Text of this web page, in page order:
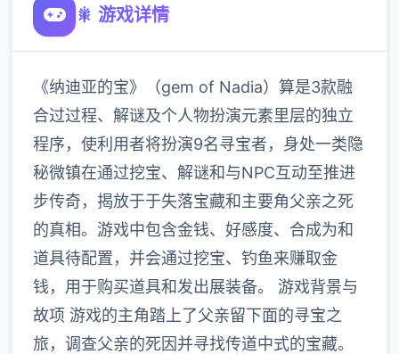
🎇 游戏详情
《纳迪亚的宝》（gem of Nadia）算是3款融
合过过程、解谜及个人物扮演元素里层的独立
程序，使利用者将扮演9名寻宝者，身处一类隐
秘微镇在通过挖宝、解谜和与NPC互动至推进
步传奇，揭放于于失落宝藏和主要角父亲之死
的真相。游戏中包含金钱、好感度、合成为和
道具待配置，并会通过挖宝、钓鱼来赚取金
钱，用于购买道具和发出展装备。 游戏背景与
故项 游戏的主角踏上了父亲留下面的寻宝之
旅，调查父亲的死因并寻找传道中式的宝藏。